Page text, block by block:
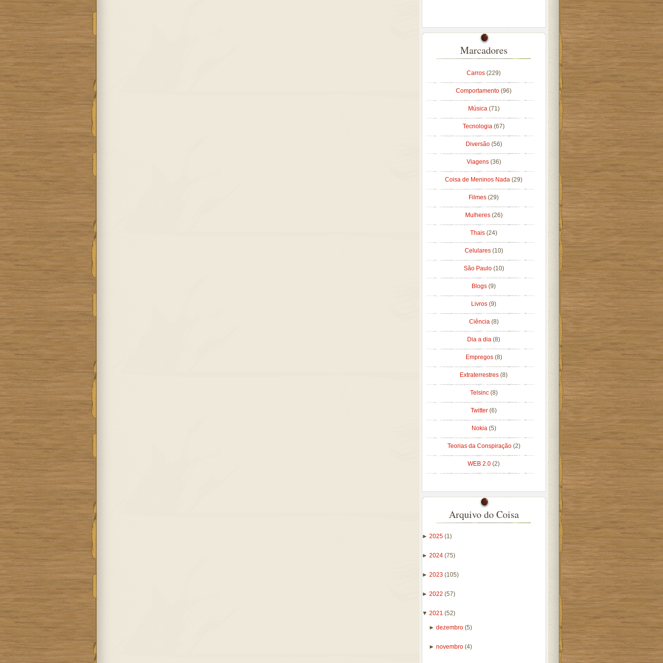
Marcadores
Carros (229)
Comportamento (96)
Música (71)
Tecnologia (67)
Diversão (56)
Viagens (36)
Coisa de Meninos Nada (29)
Filmes (29)
Mulheres (26)
Thais (24)
Celulares (10)
São Paulo (10)
Blogs (9)
Livros (9)
Ciência (8)
Dia a dia (8)
Empregos (8)
Extraterrestres (8)
Telsinc (8)
Twitter (6)
Nokia (5)
Teorias da Conspiração (2)
WEB 2.0 (2)
Arquivo do Coisa
► 2025 (1)
► 2024 (75)
► 2023 (105)
► 2022 (57)
▼ 2021 (52)
► dezembro (5)
► novembro (4)